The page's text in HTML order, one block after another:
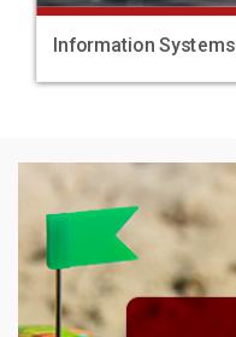
Information Systems